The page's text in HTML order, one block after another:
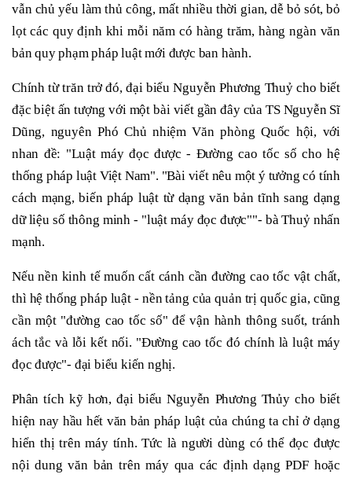
vẫn chủ yếu làm thủ công, mất nhiều thời gian, dễ bỏ sót, bỏ
lọt các quy định khi mỗi năm có hàng trăm, hàng ngàn văn
bản quy phạm pháp luật mới được ban hành.
Chính từ trăn trở đó, đại biểu Nguyễn Phương Thuỷ cho biết
đặc biệt ấn tượng với một bài viết gần đây của TS Nguyễn Sĩ
Dũng, nguyên Phó Chủ nhiệm Văn phòng Quốc hội, với
nhan đề: "Luật máy đọc được - Đường cao tốc số cho hệ
thống pháp luật Việt Nam". "Bài viết nêu một ý tưởng có tính
cách mạng, biến pháp luật từ dạng văn bản tĩnh sang dạng
dữ liệu số thông minh - "luật máy đọc được""- bà Thuỷ nhấn
mạnh.
Nếu nền kinh tế muốn cất cánh cần đường cao tốc vật chất,
thì hệ thống pháp luật - nền tảng của quản trị quốc gia, cũng
cần một "đường cao tốc số" để vận hành thông suốt, tránh
ách tắc và lỗi kết nối. "Đường cao tốc đó chính là luật máy
đọc được"- đại biểu kiến nghị.
Phân tích kỹ hơn, đại biểu Nguyễn Phương Thủy cho biết
hiện nay hầu hết văn bản pháp luật của chúng ta chỉ ở dạng
hiển thị trên máy tính. Tức là người dùng có thể đọc được
nội dung văn bản trên máy qua các định dạng PDF hoặc